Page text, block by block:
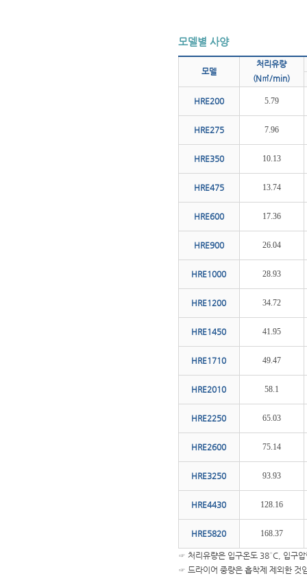
모델별 사양
모델
처리유량
(N㎥/min)
HRE200 5.79
HRE275 7.96
HRE350 10.13
HRE475 13.74
HRE600 17.36
HRE900 26.04
HRE1000 28.93
HRE1200 34.72
HRE1450 41.95
HRE1710 49.47
HRE2010 58.1
HRE2250 65.03
HRE2600 75.14
HRE3250 93.93
HRE4430 128.16
HRE5820 168.37
☞ 처리유량은 입구온도 38°C, 입구
☞ 드라이어 중량은 흡착제 제외한 것